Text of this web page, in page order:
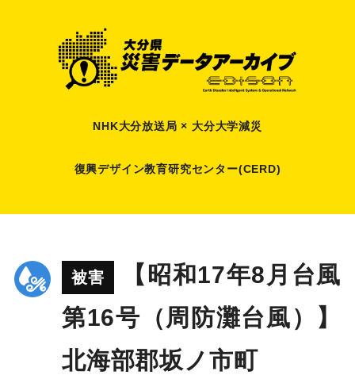
NHK大分放送局 × 大分大学減災
復興デザイン教育研究センター(CERD)
被害
【昭和17年8月台風
第16号（周防灘台風）】
北海部郡坂ノ市町